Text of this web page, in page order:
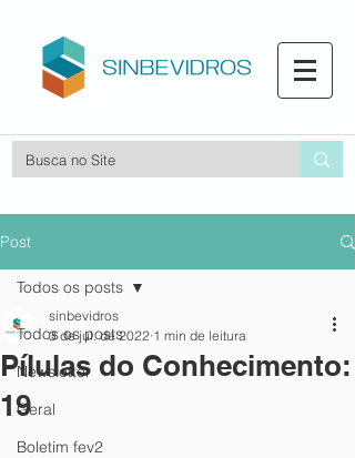
Post
Todos os posts
Newsletter
Geral
Boletim fev2
Todos os posts
Pílulas do Conhecimento:
19
sinbevidros
3 de jul. de 2022 1 min de leitura